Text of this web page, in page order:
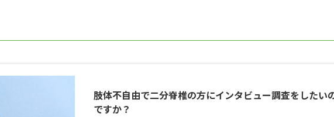
肢体不自由で二分脊椎の方にインタビュー調査をしたい
ですか？